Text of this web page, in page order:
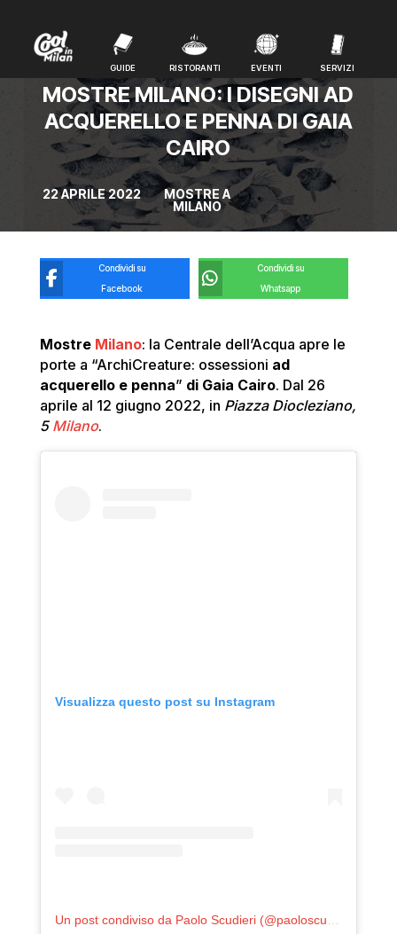
GUIDE RISTORANTI EVENTI SERVIZI
GUIDE RISTORANTI EVENTI SERVIZI
MOSTRE MILANO: I DISEGNI AD
ACQUERELLO E PENNA DI GAIA
CAIRO
22 APRILE 2022
MOSTRE A
MILANO
Condividi su
Facebook
Condividi su
Whatsapp
Mostre Milano: la Centrale dell’Acqua apre le
porte a “ArchiCreature: ossessioni ad
acquerello e penna” di Gaia Cairo. Dal 26
aprile al 12 giugno 2022, in Piazza Diocleziano,
5 Milano.
Visualizza questo post su Instagram